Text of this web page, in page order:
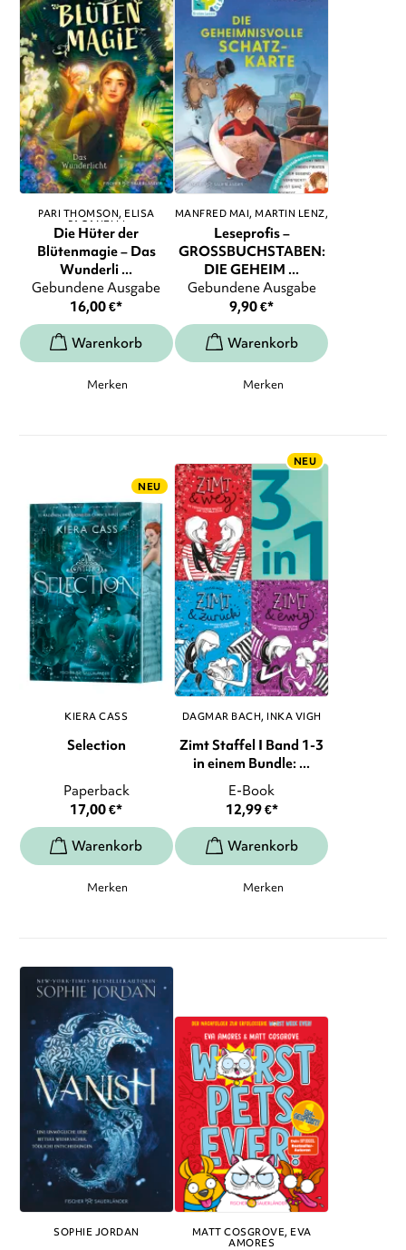
PARI THOMSON ELISA
PAGANELLI
Die Hüter der
Blütenmagie – Das
Wunderli ...
Gebundene Ausgabe
16,00€*
Merken
MANFRED MAI MARTIN LENZ,
...
Leseprofis –
GROSSBUCHSTABEN:
DIE GEHEIM ...
Gebundene Ausgabe
9,90€*
Merken
NEU
KIERA CASS
Selection
Paperback
17,00€*
Merken
NEU
DAGMAR BACH INKA VIGH
Zimt Staffel I Band 1-3
in einem Bundle: ...
E-Book
12,99€*
Merken
SOPHIE JORDAN MATT COSGROVE EVA
AMORES